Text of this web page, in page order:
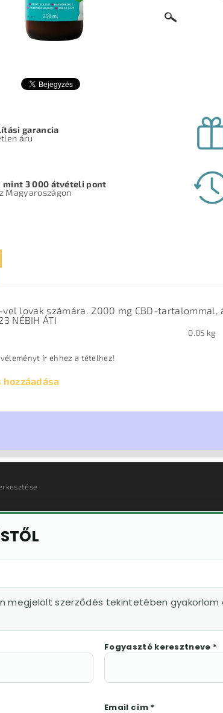
garancia
áru
mint 3 000 átvételi pont
Magyaroszágon
vel lovak számára. 2000 mg CBD-
NÉBIH ÁTI
0.05 kg
ír ehhez a tételhez!
hozzáadása
megjelölt szerződés tekintetében
Fogyasztó keresztneve *
Email cím *